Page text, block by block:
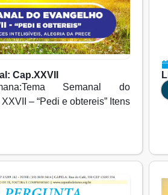
Cap.XXVII
Semanal do
– “Pedi e obtereis” Itens